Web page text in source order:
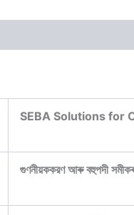
SEBA Solutions for
গুণনীয়ককরণ আৰু বহুপদী